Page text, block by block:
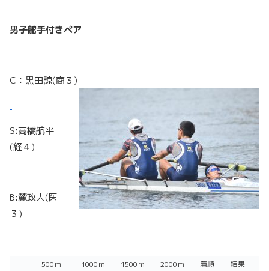
男子舵手付きペア
C：黒田諒(商３)
S:高橋航平
(経４)
B:麓政人(医
３)
500ｍ 1000ｍ 1500ｍ 2000ｍ 着順 結果